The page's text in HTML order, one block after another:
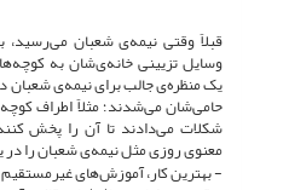
قبلاً وقتی نیمه‌ی شعبان می‌رسید،
وسایل تزیینی خانه‌ی‌شان به
یک منظره‌ی جالب برای نیمه‌ی
حامی‌شان می‌شدند؛ مثلاً اطراف
شکلات می‌دادند تا آن را پخش
معنوی روزی مثل نیمه‌ی شعبان را در
- بهترین کار، آموزش‌های